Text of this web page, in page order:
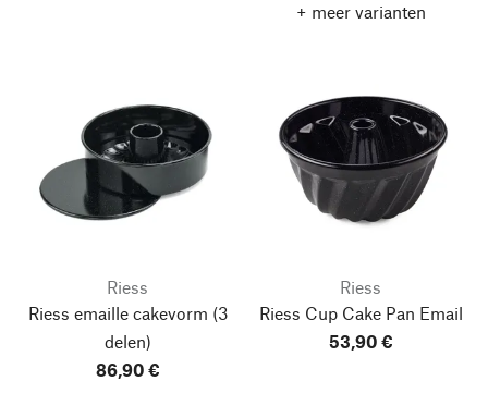
+ meer varianten
Riess
Riess emaille cakevorm (3
delen)
86,90 €
Riess
Riess Cup Cake Pan Email
53,90 €